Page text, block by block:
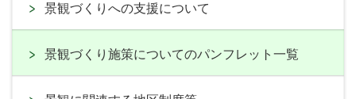
景観づくりへの支援について
景観づくり施策についてのパンフレット一覧